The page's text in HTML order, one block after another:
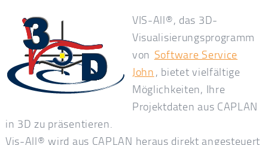
VIS-All®, das 3D-
Visualisierungsprogramm
von Software Service
John , bietet vielfältige
Möglichkeiten, Ihre
Projektdaten aus CAPLAN
in 3D zu präsentieren.
Vis-All® wird aus CAPLAN heraus direkt angesteuert